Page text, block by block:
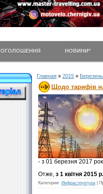
ОГОЛОШЕННЯ НОВИНИ*
Главная » 2015 » Березень
Щодо тарифів
- з 01 березня 2017
Отже, з 1 квітня 2015 р.
Категория: Инфраструктура